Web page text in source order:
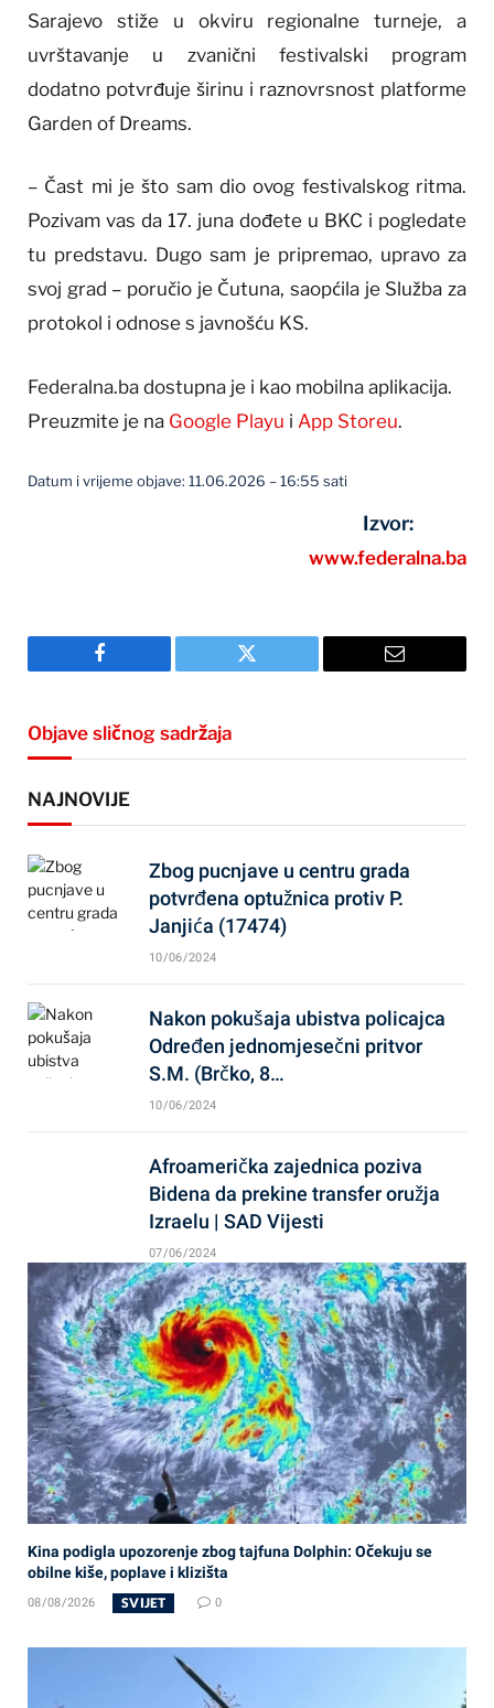
Sarajevo stiže u okviru regionalne turneje, a
uvrštavanje u zvanični festivalski program
dodatno potvrđuje širinu i raznovrsnost platforme
Garden of Dreams.
– Čast mi je što sam dio ovog festivalskog ritma.
Pozivam vas da 17. juna dođete u BKC i pogledate
tu predstavu. Dugo sam je pripremao, upravo za
svoj grad – poručio je Čutuna, saopćila je Služba za
protokol i odnose s javnošću KS.
Federalna.ba dostupna je i kao mobilna aplikacija.
Preuzmite je na Google Playu i App Storeu.
Datum i vrijeme objave: 11.06.2026 – 16:55 sati
Izvor:
www.federalna.ba
Facebook Twitter Email
Objave sličnog sadržaja
NAJNOVIJE
Zbog pucnjave u centru grada
potvrđena optužnica protiv P.
Janjića (17474)
10/06/2024
Nakon pokušaja ubistva policajca
Određen jednomjesečni pritvor
S.M. (Brčko, 8…
10/06/2024
Afroamerička zajednica poziva
Bidena da prekine transfer oružja
Izraelu | SAD Vijesti
07/06/2024
Kina podigla upozorenje zbog tajfuna Dolphin: Očekuju se
obilne kiše, poplave i klizišta
08/08/2026 SVIJET 0